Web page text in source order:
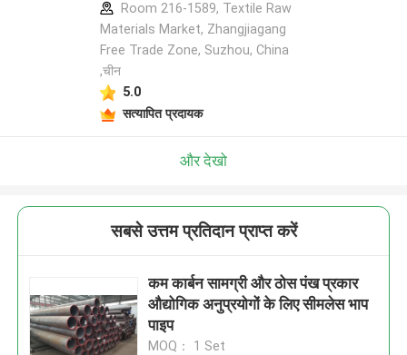
Room 216-1589, Textile Raw
Materials Market, Zhangjiagang
Free Trade Zone, Suzhou, China
,चीन
5.0
सत्यापित प्रदायक
और देखो
सबसे उत्तम प्रतिदान प्राप्त करें
कम कार्बन सामग्री और ठोस पंख प्रकार
औद्योगिक अनुप्रयोगों के लिए सीमलेस भाप
पाइप
MOQ： 1 Set